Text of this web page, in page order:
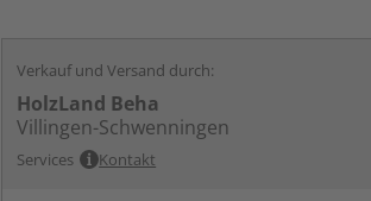
Verkauf und Versand durch:
HolzLand Beha
Villingen-Schwenningen
Services Kontakt